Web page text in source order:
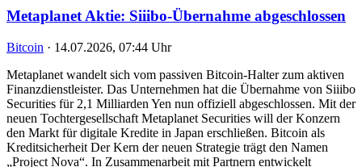
Metaplanet Aktie: Siiibo-Übernahme abgeschlossen
Bitcoin · 14.07.2026, 07:44 Uhr
Metaplanet wandelt sich vom passiven Bitcoin-Halter zum aktiven
Finanzdienstleister. Das Unternehmen hat die Übernahme von Siiibo
Securities für 2,1 Milliarden Yen nun offiziell abgeschlossen. Mit der
neuen Tochtergesellschaft Metaplanet Securities will der Konzern
den Markt für digitale Kredite in Japan erschließen. Bitcoin als
Kreditsicherheit Der Kern der neuen Strategie trägt den Namen
„Project Nova“. In Zusammenarbeit mit Partnern entwickelt